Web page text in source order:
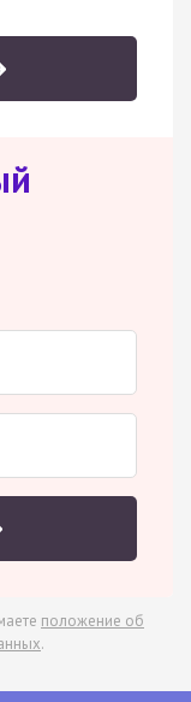
положение об
.